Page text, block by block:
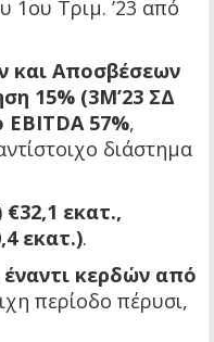
1ου Τριμ. ’23 από
και Αποσβέσεων
15% (3M’23 ΣΔ
EBITDA 57%,
διάστημα
εκατ.,
εκατ.).
κερδών από
περίοδο πέρυσι,